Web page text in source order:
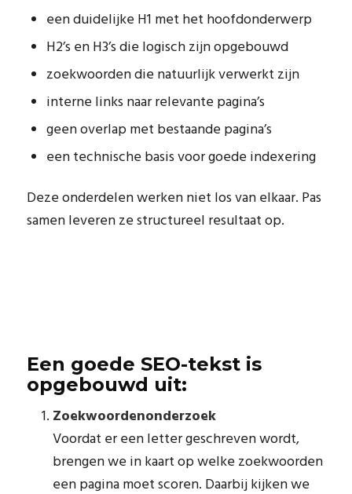
een duidelijke H1 met het hoofdonderwerp
H2’s en H3’s die logisch zijn opgebouwd
zoekwoorden die natuurlijk verwerkt zijn
interne links naar relevante pagina’s
geen overlap met bestaande pagina’s
een technische basis voor goede indexering
Deze onderdelen werken niet los van elkaar. Pas
samen leveren ze structureel resultaat op.
Een goede SEO-tekst is
opgebouwd uit:
Zoekwoordenonderzoek
Voordat er een letter geschreven wordt,
brengen we in kaart op welke zoekwoorden
een pagina moet scoren. Daarbij kijken we